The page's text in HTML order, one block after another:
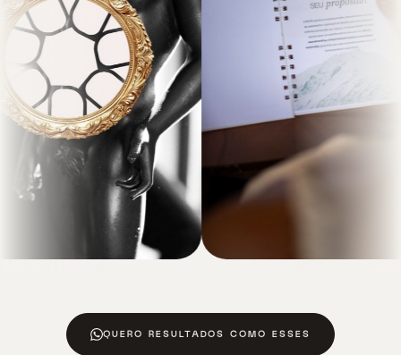
QUERO RESULTADOS COMO ESSES